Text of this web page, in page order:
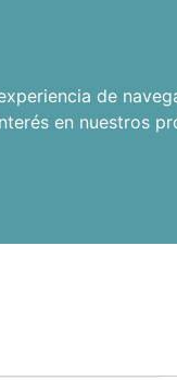
de
en nuestros